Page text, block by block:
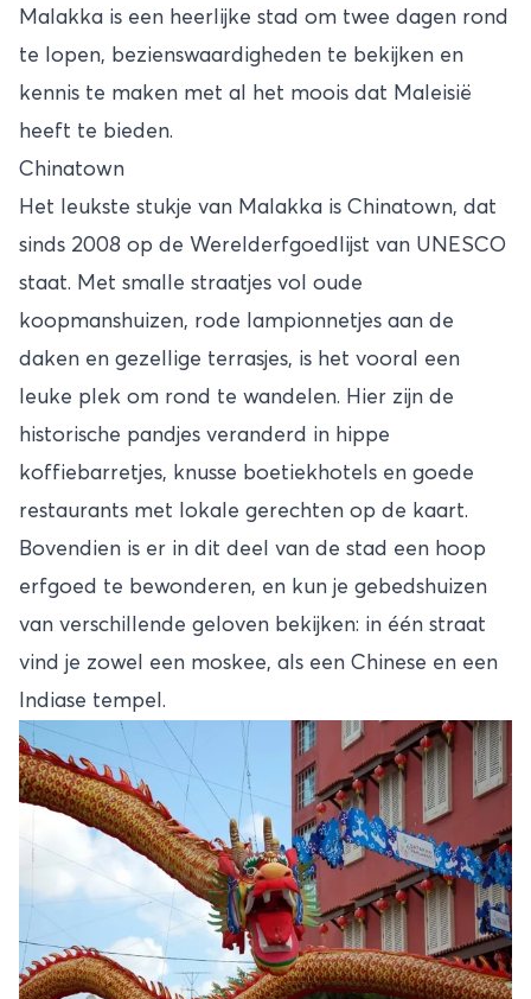
Malakka is een heerlijke stad om twee dagen rond
te lopen, bezienswaardigheden te bekijken en
kennis te maken met al het moois dat Maleisië
heeft te bieden.
Chinatown
Het leukste stukje van Malakka is Chinatown, dat
sinds 2008 op de Werelderfgoedlijst van UNESCO
staat. Met smalle straatjes vol oude
koopmanshuizen, rode lampionnetjes aan de
daken en gezellige terrasjes, is het vooral een
leuke plek om rond te wandelen. Hier zijn de
historische pandjes veranderd in hippe
koffiebarretjes, knusse boetiekhotels en goede
restaurants met lokale gerechten op de kaart.
Bovendien is er in dit deel van de stad een hoop
erfgoed te bewonderen, en kun je gebedshuizen
van verschillende geloven bekijken: in één straat
vind je zowel een moskee, als een Chinese en een
Indiase tempel.